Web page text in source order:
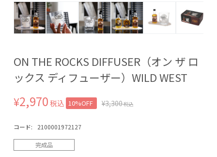
ON THE ROCKS DIFFUSER（オン ザ ロ
ックス ディフューザー）WILD WEST
¥2,970税込 10%OFF ¥3,300税込
コード: 2100001972127
完成品